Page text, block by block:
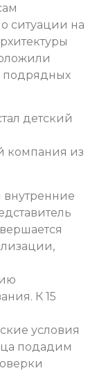
ситуации на
подрядных
детский
компания из
К 15
условия
подадим